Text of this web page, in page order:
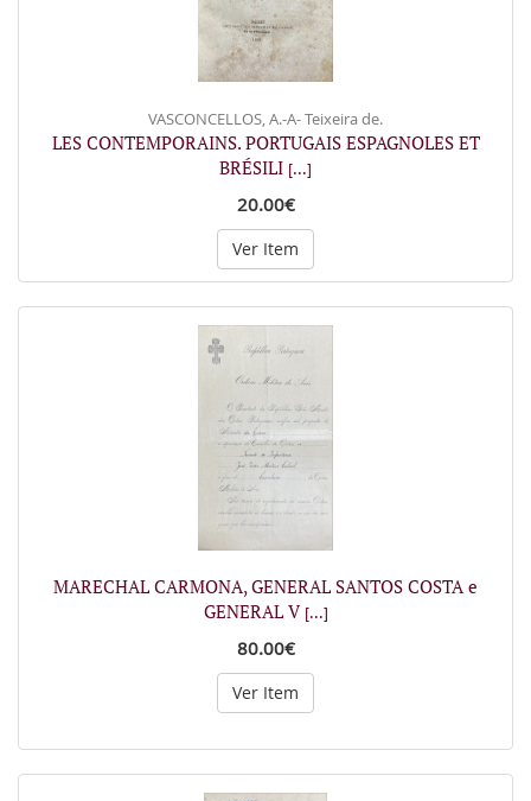
VASCONCELLOS, A.-A- Teixeira de.
LES CONTEMPORAINS. PORTUGAIS ESPAGNOLES ET
BRÉSILI [...]
20.00€
Ver Item
MARECHAL CARMONA, GENERAL SANTOS COSTA e
GENERAL V [...]
80.00€
Ver Item